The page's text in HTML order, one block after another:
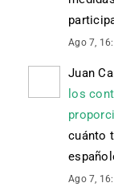
Ago 7,
Juan
los
cuánto
Ago 7,